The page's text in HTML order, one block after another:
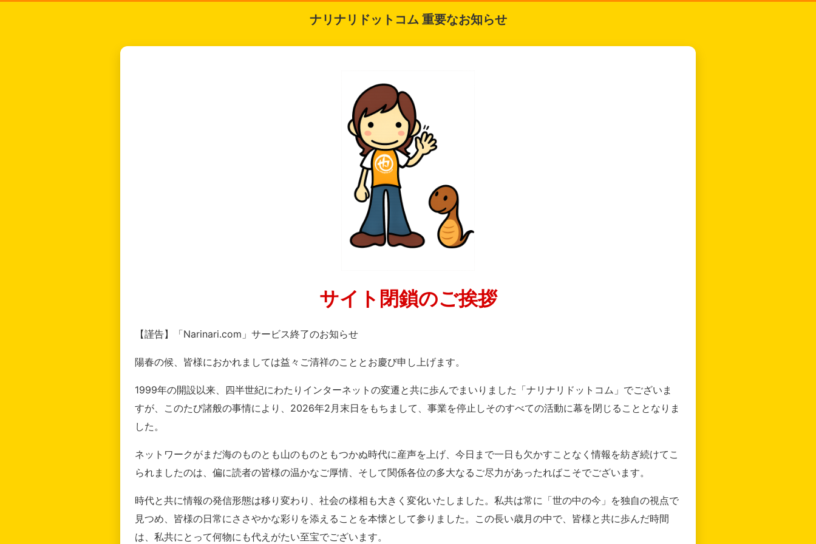
ナリナリドットコム 重要なお知らせ
サイト閉鎖のご挨拶
【謹告】「Narinari.com」サービス終了のお知らせ
陽春の候、皆様におかれましては益々ご清祥のこととお慶び申し上げます。
1999年の開設以来、四半世紀にわたりインターネットの変遷と共に歩んでまいりました「ナリナリドットコム」でございま
すが、このたび諸般の事情により、2026年2月末日をもちまして、事業を停止しそのすべての活動に幕を閉じることとなりま
した。
ネットワークがまだ海のものとも山のものともつかぬ時代に産声を上げ、今日まで一日も欠かすことなく情報を紡ぎ続けてこ
られましたのは、偏に読者の皆様の温かなご厚情、そして関係各位の多大なるご尽力があったればこそでございます。
時代と共に情報の発信形態は移り変わり、社会の様相も大きく変化いたしました。私共は常に「世の中の今」を独自の視点で
見つめ、皆様の日常にささやかな彩りを添えることを本懐として参りました。この長い歳月の中で、皆様と共に歩んだ時間
は、私共にとって何物にも代えがたい至宝でございます。